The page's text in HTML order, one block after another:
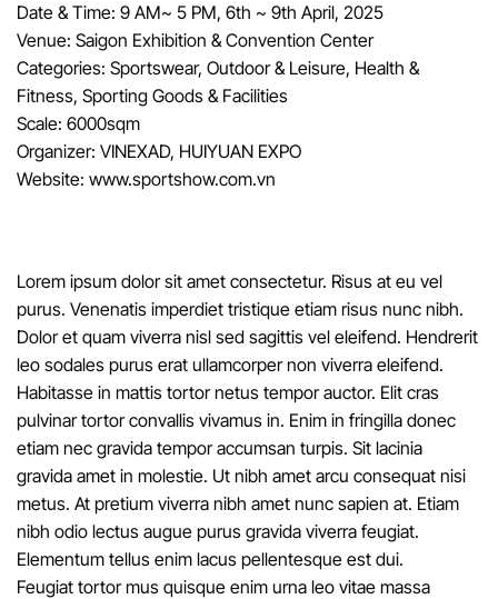
Date & Time: 9 AM~ 5 PM, 6th ~ 9th April, 2025
Venue: Saigon Exhibition & Convention Center
Categories: Sportswear, Outdoor & Leisure, Health &
Fitness, Sporting Goods & Facilities
Scale: 6000sqm
Organizer: VINEXAD, HUIYUAN EXPO
Website: www.sportshow.com.vn
Lorem ipsum dolor sit amet consectetur. Risus at eu vel
purus. Venenatis imperdiet tristique etiam risus nunc nibh.
Dolor et quam viverra nisl sed sagittis vel eleifend. Hendrerit
leo sodales purus erat ullamcorper non viverra eleifend.
Habitasse in mattis tortor netus tempor auctor. Elit cras
pulvinar tortor convallis vivamus in. Enim in fringilla donec
etiam nec gravida tempor accumsan turpis. Sit lacinia
gravida amet in molestie. Ut nibh amet arcu consequat nisi
metus. At pretium viverra nibh amet nunc sapien at. Etiam
nibh odio lectus augue purus gravida viverra feugiat.
Elementum tellus enim lacus pellentesque est dui.
Feugiat tortor mus quisque enim urna leo vitae massa